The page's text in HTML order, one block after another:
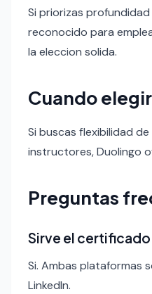
Si priorizas
reconocido para
la eleccion solida.
Cuando
Si buscas flexibilidad
instructores, Duolingo
Preguntas
Sirve el
Si. Ambas plataformas
LinkedIn.